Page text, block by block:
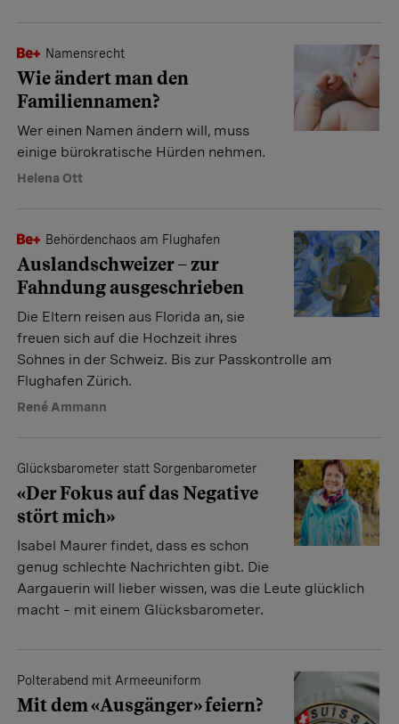
Namensrecht
Wie ändert man den
Familiennamen?
Wer einen Namen ändern will, muss
einige bürokratische Hürden nehmen.
Helena Ott
Behördenchaos am Flughafen
Auslandschweizer – zur
Fahndung ausgeschrieben
Die Eltern reisen aus Florida an, sie
freuen sich auf die Hochzeit ihres
Sohnes in der Schweiz. Bis zur Passkontrolle am
Flughafen Zürich.
René Ammann
Glücksbarometer statt Sorgenbarometer
«Der Fokus auf das Negative
stört mich»
Isabel Maurer findet, dass es schon
genug schlechte Nachrichten gibt. Die
Aargauerin will lieber wissen, was die Leute glücklich
macht – mit einem Glücksbarometer.
Polterabend mit Armeeuniform
Mit dem «Ausgänger» feiern?